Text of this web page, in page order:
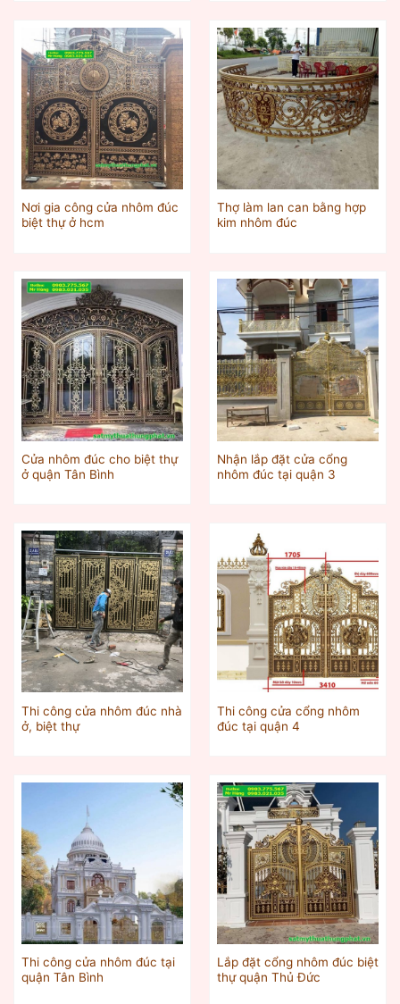
Nơi gia công cửa nhôm đúc
biệt thự ở hcm
Thợ làm lan can bằng hợp
kim nhôm đúc
Cửa nhôm đúc cho biệt thự
ở quận Tân Bình
Nhận lắp đặt cửa cổng
nhôm đúc tại quận 3
Thi công cửa nhôm đúc nhà
ở, biệt thự
Thi công cửa cổng nhôm
đúc tại quận 4
Thi công cửa nhôm đúc tại
quận Tân Bình
Lắp đặt cổng nhôm đúc biệt
thự quận Thủ Đức